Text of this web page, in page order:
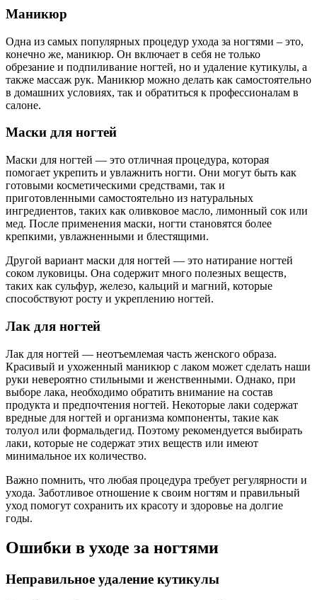
Маникюр
Одна из самых популярных процедур ухода за ногтями – это,
конечно же, маникюр. Он включает в себя не только
обрезание и подпиливание ногтей, но и удаление кутикулы, а
также массаж рук. Маникюр можно делать как самостоятельно
в домашних условиях, так и обратиться к профессионалам в
салоне.
Маски для ногтей
Маски для ногтей — это отличная процедура, которая
помогает укрепить и увлажнить ногти. Они могут быть как
готовыми косметическими средствами, так и
приготовленными самостоятельно из натуральных
ингредиентов, таких как оливковое масло, лимонный сок или
мед. После применения маски, ногти становятся более
крепкими, увлажненными и блестящими.
Другой вариант маски для ногтей — это натирание ногтей
соком луковицы. Она содержит много полезных веществ,
таких как сульфур, железо, кальций и магний, которые
способствуют росту и укреплению ногтей.
Лак для ногтей
Лак для ногтей — неотъемлемая часть женского образа.
Красивый и ухоженный маникюр с лаком может сделать наши
руки невероятно стильными и женственными. Однако, при
выборе лака, необходимо обратить внимание на состав
продукта и предпочтения ногтей. Некоторые лаки содержат
вредные для ногтей и организма компоненты, такие как
толуол или формальдегид. Поэтому рекомендуется выбирать
лаки, которые не содержат этих веществ или имеют
минимальное их количество.
Важно помнить, что любая процедура требует регулярности и
ухода. Заботливое отношение к своим ногтям и правильный
уход помогут сохранить их красоту и здоровье на долгие
годы.
Ошибки в уходе за ногтями
Неправильное удаление кутикулы